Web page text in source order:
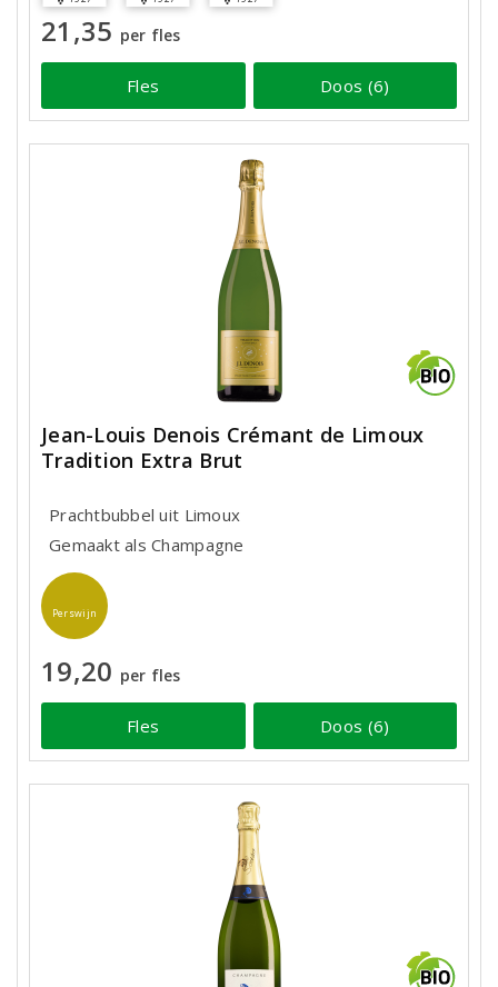
21,35 per fles
Fles Doos (6)
Jean-Louis Denois Crémant de Limoux
Tradition Extra Brut
Prachtbubbel uit Limoux
Gemaakt als Champagne
Perswijn
19,20 per fles
Fles Doos (6)